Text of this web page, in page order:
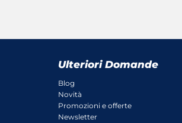
Ulteriori Domande
Blog
Novità
Promozioni e offerte
Newsletter